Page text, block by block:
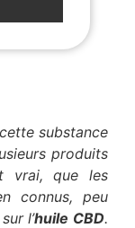
substance
produits
vrai, que les
connus, peu
l’huile CBD.